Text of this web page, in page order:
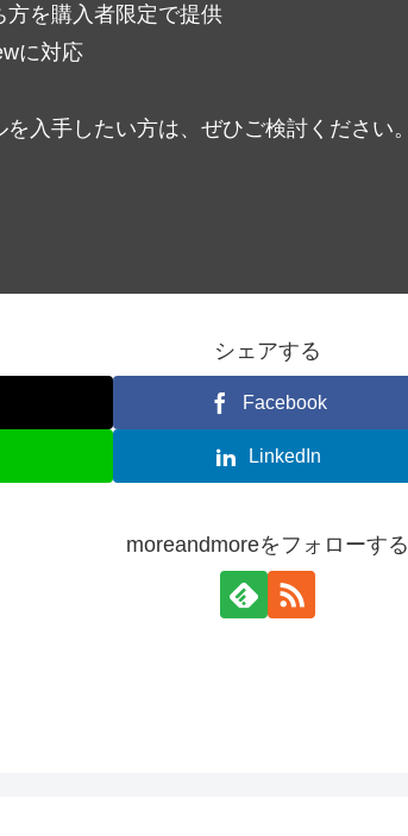
方を購入者限定で提供
に対応
入手したい方は、ぜひご検討ください。
シェアする
Facebook
LinkedIn
moreandmoreをフォローする